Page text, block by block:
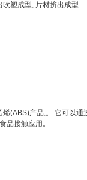
吹塑成型, 片材挤出成型
(ABS)产品,。 它可以通
品接触应用。